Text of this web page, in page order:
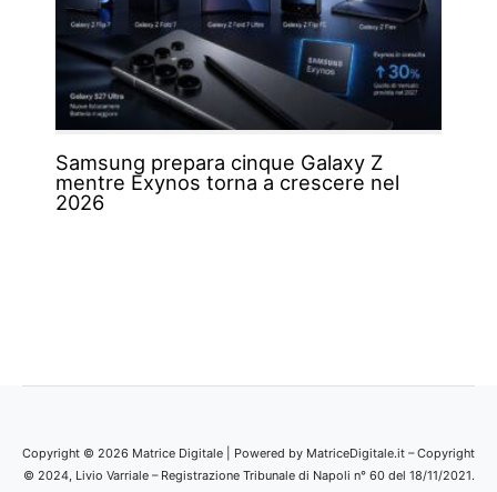
Samsung prepara cinque Galaxy Z
mentre Exynos torna a crescere nel
2026
Copyright © 2026 Matrice Digitale | Powered by MatriceDigitale.it – Copyright
© 2024, Livio Varriale – Registrazione Tribunale di Napoli n° 60 del 18/11/2021.